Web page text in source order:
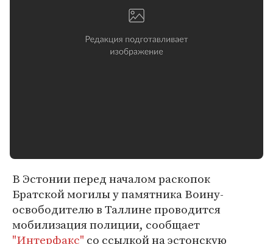
В Эстонии перед началом раскопок
Братской могилы у памятника Воину-
освободителю в Таллине проводится
мобилизация полиции, сообщает
"Интерфакс" со ссылкой на эстонскую